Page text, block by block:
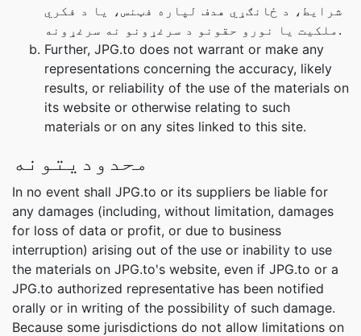
شرایط، د ځانګړي هدف لپاره فټنس، یا د فکري
ملکیت یا نورو حقونو د سرغړونو نه سرغړونه.
Further, JPG.to does not warrant or make any
representations concerning the accuracy, likely
results, or reliability of the use of the materials on
its website or otherwise relating to such
materials or on any sites linked to this site.
محدوديتونه
In no event shall JPG.to or its suppliers be liable for
any damages (including, without limitation, damages
for loss of data or profit, or due to business
interruption) arising out of the use or inability to use
the materials on JPG.to's website, even if JPG.to or a
JPG.to authorized representative has been notified
orally or in writing of the possibility of such damage.
Because some jurisdictions do not allow limitations on